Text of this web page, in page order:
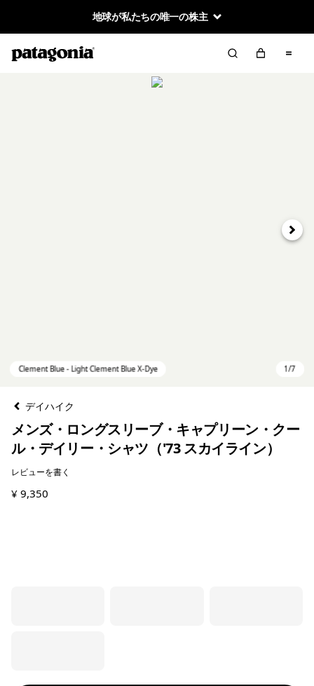
地球が私たちの唯一の株主
次へ
デイハイク
メンズ・ロングスリーブ・キャプリーン・クー
ル・デイリー・シャツ（'73 スカイライン）
レビューを書く
¥ 9,350